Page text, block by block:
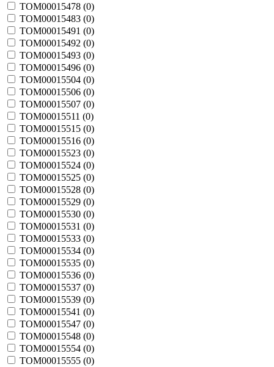
TOM00015478 (0)
TOM00015483 (0)
TOM00015491 (0)
TOM00015492 (0)
TOM00015493 (0)
TOM00015496 (0)
TOM00015504 (0)
TOM00015506 (0)
TOM00015507 (0)
TOM00015511 (0)
TOM00015515 (0)
TOM00015516 (0)
TOM00015523 (0)
TOM00015524 (0)
TOM00015525 (0)
TOM00015528 (0)
TOM00015529 (0)
TOM00015530 (0)
TOM00015531 (0)
TOM00015533 (0)
TOM00015534 (0)
TOM00015535 (0)
TOM00015536 (0)
TOM00015537 (0)
TOM00015539 (0)
TOM00015541 (0)
TOM00015547 (0)
TOM00015548 (0)
TOM00015554 (0)
TOM00015555 (0)